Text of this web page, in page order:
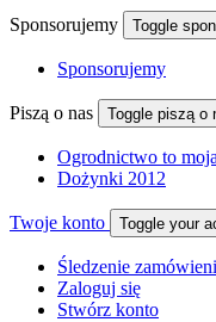
Sponsorujemy Toggle
Sponsorujemy
Piszą o nas Toggle piszą o
Ogrodnictwo to
Dożynki 2012
Twoje konto Toggle your
Śledzenie
Zaloguj się
Stwórz konto